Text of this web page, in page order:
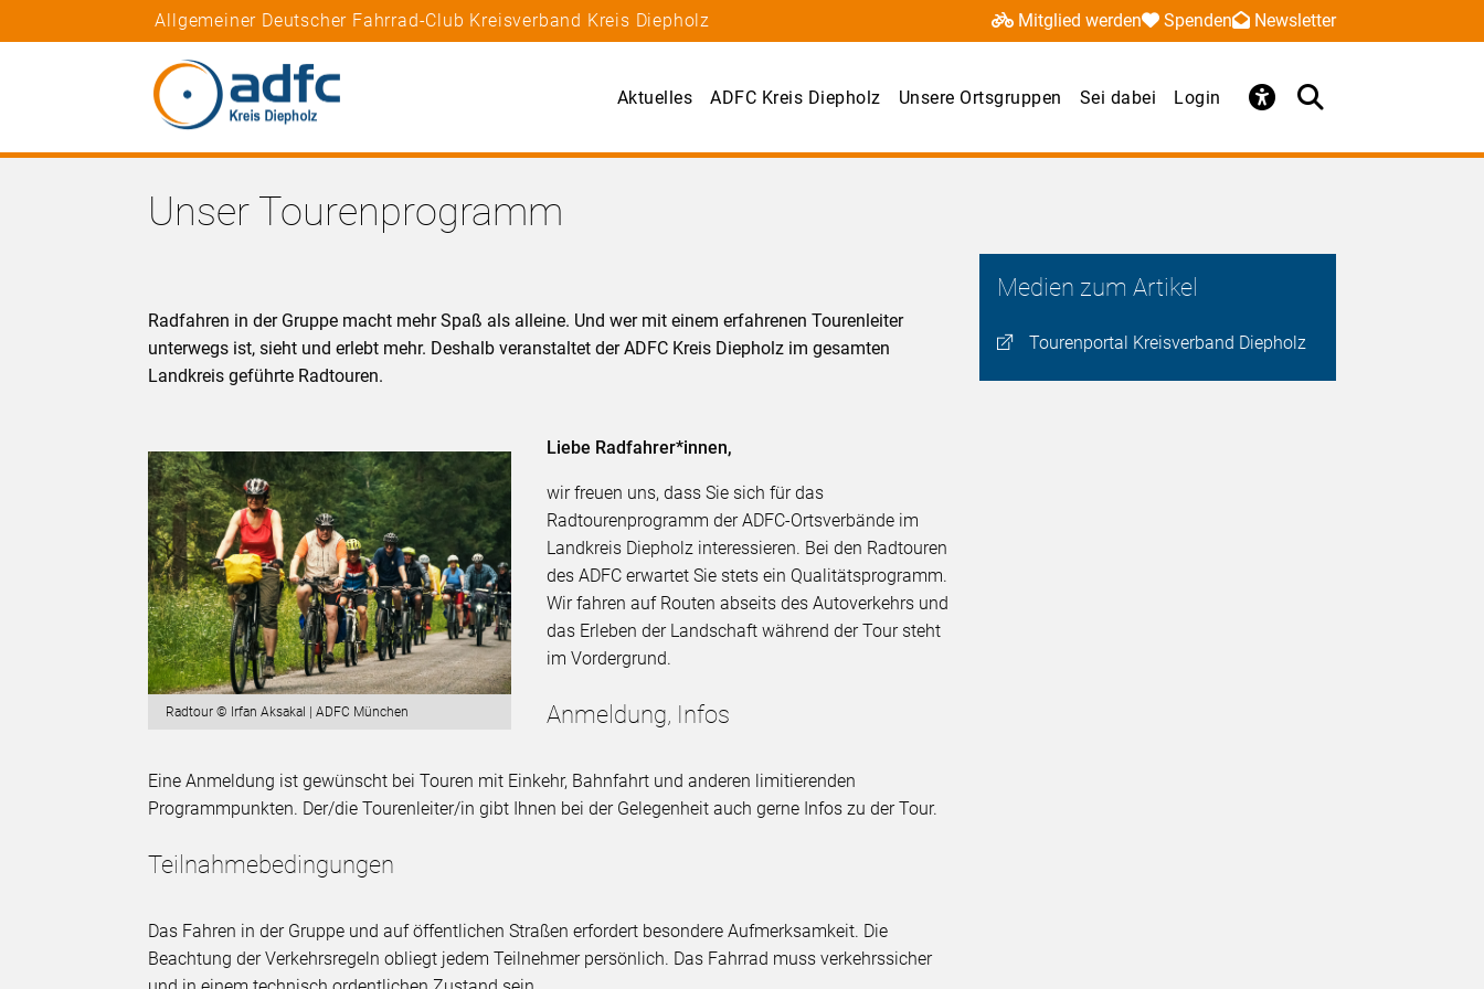
Allgemeiner Deutscher Fahrrad-Club Kreisverband Kreis Diepholz Mitglied werden Spenden Newsletter
Aktuelles ADFC Kreis Diepholz Unsere Ortsgruppen Sei dabei Login
Unser Tourenprogramm
Medien zum Artikel
Tourenportal Kreisverband Diepholz
Radfahren in der Gruppe macht mehr Spaß als alleine. Und wer mit einem erfahrenen Tourenleiter
unterwegs ist, sieht und erlebt mehr. Deshalb veranstaltet der ADFC Kreis Diepholz im gesamten
Landkreis geführte Radtouren.
Radtour © Irfan Aksakal | ADFC München
Liebe Radfahrer*innen,
wir freuen uns, dass Sie sich für das
Radtourenprogramm der ADFC-Ortsverbände im
Landkreis Diepholz interessieren. Bei den Radtouren
des ADFC erwartet Sie stets ein Qualitätsprogramm.
Wir fahren auf Routen abseits des Autoverkehrs und
das Erleben der Landschaft während der Tour steht
im Vordergrund.
Anmeldung, Infos
Eine Anmeldung ist gewünscht bei Touren mit Einkehr, Bahnfahrt und anderen limitierenden
Programmpunkten. Der/die Tourenleiter/in gibt Ihnen bei der Gelegenheit auch gerne Infos zu der Tour.
Teilnahmebedingungen
Das Fahren in der Gruppe und auf öffentlichen Straßen erfordert besondere Aufmerksamkeit. Die
Beachtung der Verkehrsregeln obliegt jedem Teilnehmer persönlich. Das Fahrrad muss verkehrssicher